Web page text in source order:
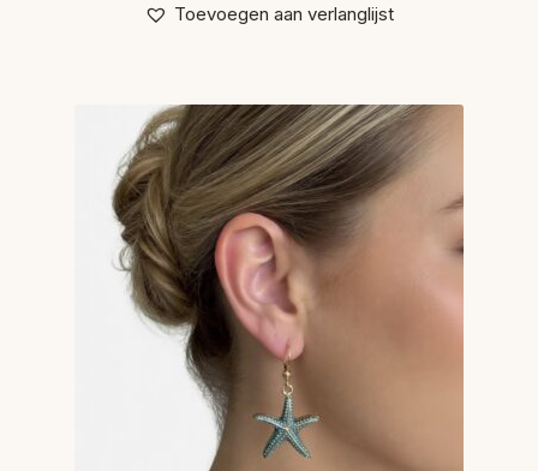
Toevoegen aan verlanglijst